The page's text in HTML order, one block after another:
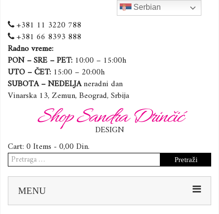
+381 11 3220 788
+381 66 8393 888
Radno vreme:
PON – SRE – PET: 10:00 – 15:00h
UTO – ČET: 15:00 – 20:00h
SUBOTA – NEDELJAneradni dan
Vinarska 13, Zemun, Beograd, Srbija
Shop Sandra Drinčić
DESIGN
Cart: 0 Items -0,00 Din.
Pretraga
za:
MENU
Serbian